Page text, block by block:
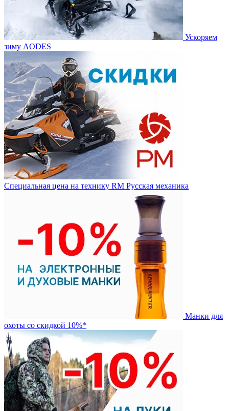
Ускоряем
зиму AODES
Специальная цена на технику RM Русская механика
Манки для
охоты со скидкой 10%*